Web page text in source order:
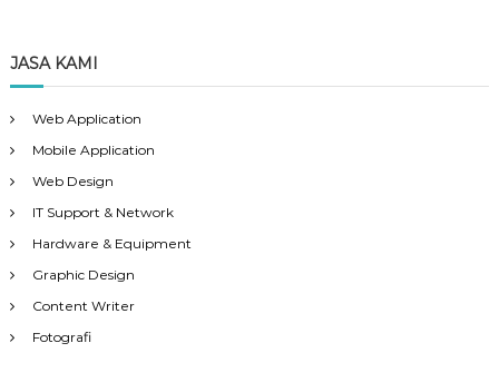
JASA KAMI
Web Application
Mobile Application
Web Design
IT Support & Network
Hardware & Equipment
Graphic Design
Content Writer
Fotografi